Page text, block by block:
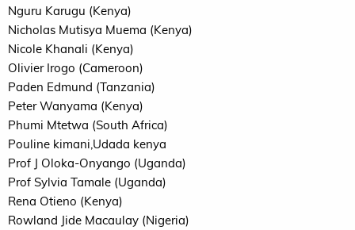
Nguru Karugu (Kenya)
Nicholas Mutisya Muema (Kenya)
Nicole Khanali (Kenya)
Olivier Irogo (Cameroon)
Paden Edmund (Tanzania)
Peter Wanyama (Kenya)
Phumi Mtetwa (South Africa)
Pouline kimani,Udada kenya
Prof J Oloka-Onyango (Uganda)
Prof Sylvia Tamale (Uganda)
Rena Otieno (Kenya)
Rowland Jide Macaulay (Nigeria)